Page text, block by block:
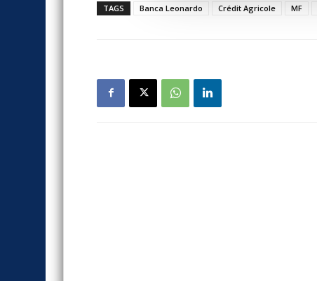
TAGS Banca Leonardo Crédit Agricole MF